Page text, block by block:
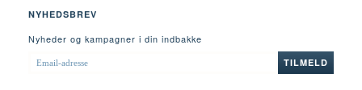
NYHEDSBREV
Nyheder og kampagner i din indbakke
ADRESSE
TILMELD